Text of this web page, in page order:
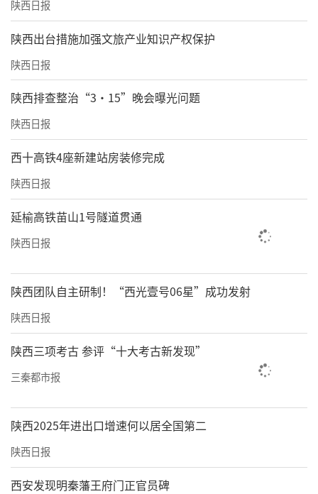
陕西日报
​陕西出台措施加强文旅产业知识产权保护
陕西日报
陕西排查整治“3·15”晚会曝光问题
陕西日报
西十高铁4座新建站房装修完成
陕西日报
延榆高铁苗山1号隧道贯通
陕西日报
陕西团队自主研制！“西光壹号06星”成功发射
陕西日报
陕西三项考古 参评“十大考古新发现”
三秦都市报
陕西2025年进出口增速何以居全国第二
陕西日报
西安发现明秦藩王府门正官员碑